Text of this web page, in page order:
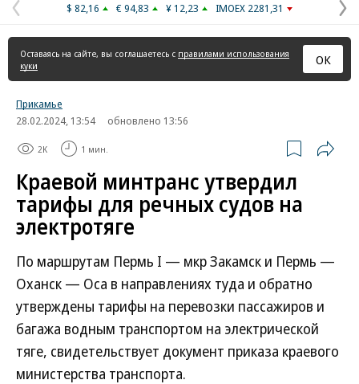
Предыдущая
страница
$ 82,16 € 94,83 ¥ 12,23 IMOEX 2281,31
Оставаясь на сайте, вы соглашаетесь с правилами использования
куки
ОК
Прикамье
28.02.2024, 13:54
обновлено 13:56
2K 1 мин.
Краевой минтранс утвердил
тарифы для речных судов на
электротяге
По маршрутам Пермь I — мкр Закамск и Пермь —
Оханск — Оса в направлениях туда и обратно
утверждены тарифы на перевозки пассажиров и
багажа водным транспортом на электрической
тяге, свидетельствует документ приказа краевого
министерства транспорта.